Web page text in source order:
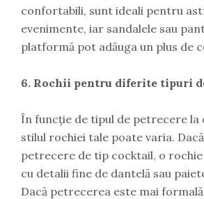
confortabili, sunt ideali pentru
evenimente, iar sandalele sau
platformă pot adăuga un plus de
6. Rochii pentru diferite tipuri
În funcție de tipul de petrecere la
stilul rochiei tale poate varia.
petrecere de tip cocktail, o rochie
cu detalii fine de dantelă sau
Dacă petrecerea este mai